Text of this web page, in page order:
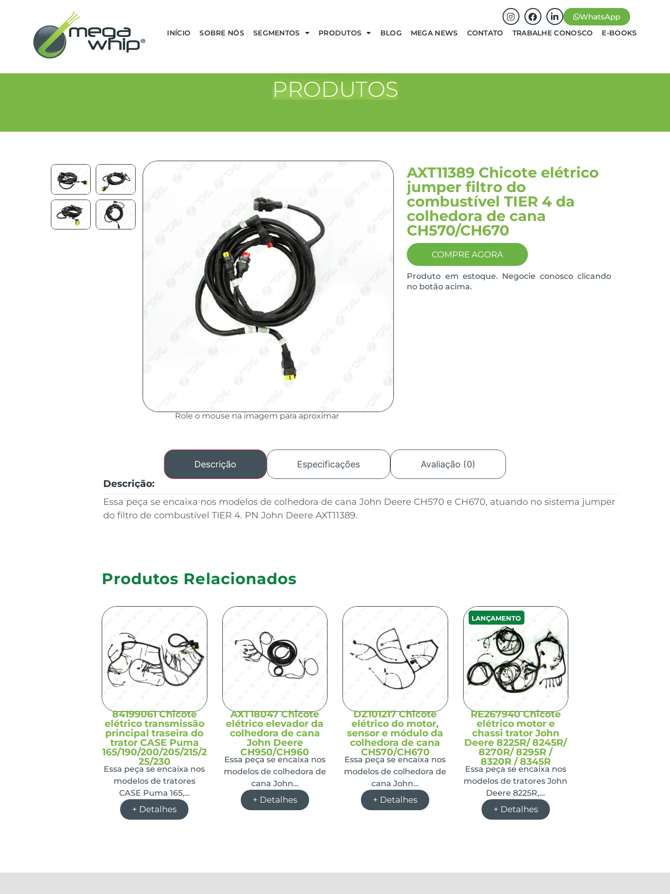
WhatsApp
INÍCIO SOBRE NÓS SEGMENTOS PRODUTOS BLOG MEGA NEWS CONTATO TRABALHE CONOSCO E-BOOKS
PRODUTOS
Role o mouse na imagem para aproximar
AXT11389 Chicote elétrico
jumper filtro do
combustível TIER 4 da
colhedora de cana
CH570/CH670
COMPRE AGORA
Produto em estoque. Negocie conosco clicando
no botão acima.
Descrição Especificações Avaliação (0)
Descrição:
Essa peça se encaixa nos modelos de colhedora de cana John Deere CH570 e CH670, atuando no sistema jumper
do filtro de combustível TIER 4. PN John Deere AXT11389.
Produtos Relacionados
84199061 Chicote
elétrico transmissão
principal traseira do
trator CASE Puma
165/190/200/205/215/2
25/230
Essa peça se encaixa nos
modelos de tratores
CASE Puma 165,…
+ Detalhes
AXT18047 Chicote
elétrico elevador da
colhedora de cana
John Deere
CH950/CH960
Essa peça se encaixa nos
modelos de colhedora de
cana John…
+ Detalhes
DZ101217 Chicote
elétrico do motor,
sensor e módulo da
colhedora de cana
CH570/CH670
Essa peça se encaixa nos
modelos de colhedora de
cana John…
+ Detalhes
LANÇAMENTO
RE267940 Chicote
elétrico motor e
chassi trator John
Deere 8225R/ 8245R/
8270R/ 8295R /
8320R / 8345R
Essa peça se encaixa nos
modelos de tratores John
Deere 8225R,…
+ Detalhes